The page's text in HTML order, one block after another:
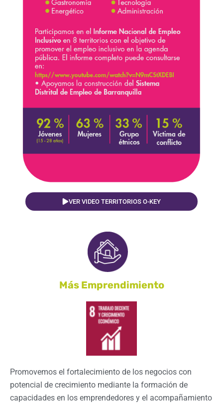
VER VIDEO TERRITORIOS O-KEY
Más Emprendimiento
Promovemos el fortalecimiento de los negocios con
potencial de crecimiento mediante la formación de
capacidades en los emprendedores y el acompañamiento